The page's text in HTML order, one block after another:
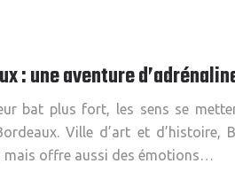
: une aventure
bat plus fort, les sens se
Ville d’art et d’histoire,
mais offre aussi des émotions…